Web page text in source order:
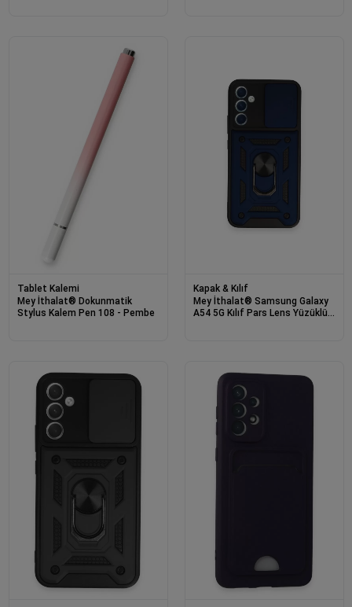
Tablet Kalemi
Mey İthalat® Dokunmatik
Stylus Kalem Pen 108 - Pembe
Kapak & Kılıf
Mey İthalat® Samsung Galaxy
A54 5G Kılıf Pars Lens Yüzüklü